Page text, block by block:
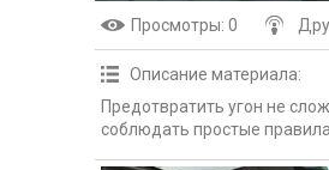
Просмотры: 0
Описание материала:
Предотвратить угон не
соблюдать простые правила.